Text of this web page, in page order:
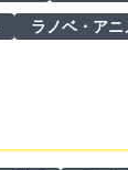
ラノベ・アニ